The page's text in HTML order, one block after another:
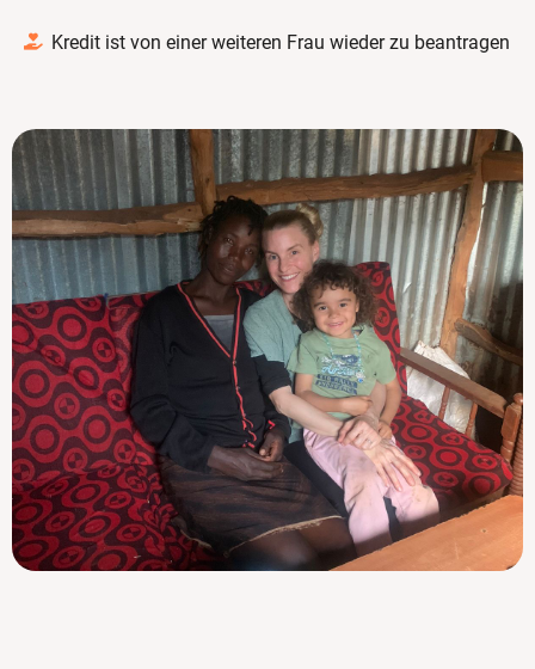
Kredit ist von einer weiteren Frau wieder zu beantragen